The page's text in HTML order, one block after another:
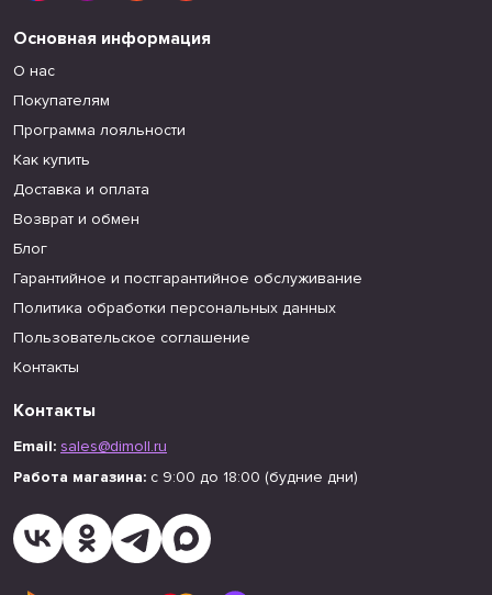
Основная информация
О нас
Покупателям
Программа лояльности
Как купить
Доставка и оплата
Возврат и обмен
Блог
Гарантийное и постгарантийное обслуживание
Политика обработки персональных данных
Пользовательское соглашение
Контакты
Контакты
Email: sales@dimoll.ru
Работа магазина: с 9:00 до 18:00 (будние дни)